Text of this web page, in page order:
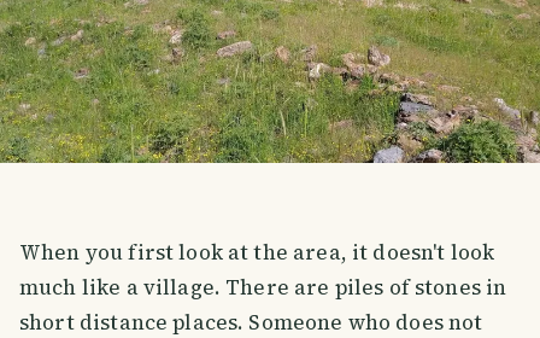
When you first look at the area, it doesn't look
much like a village. There are piles of stones in
short distance places. Someone who does not